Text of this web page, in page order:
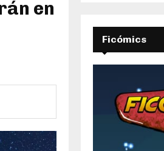
en
Ficómics